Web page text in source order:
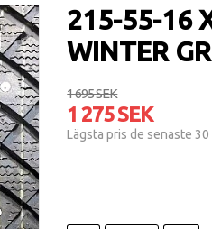
215-55-16
WINTER
1 695 SEK
1 275 SEK
Lägsta pris de senaste 30